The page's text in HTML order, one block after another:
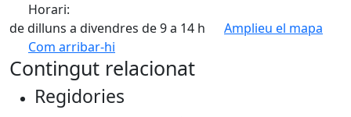
Horari:
de dilluns a divendres de 9 a 14 h
Amplieu el mapa
Com arribar-hi
+
Contingut relacionat
Regidories